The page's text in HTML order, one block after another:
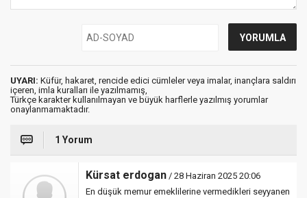
UYARI: Küfür, hakaret, rencide edici cümleler veya imalar, inançlara saldırı
içeren, imla kuralları ile yazılmamış,
Türkçe karakter kullanılmayan ve büyük harflerle yazılmış yorumlar
onaylanmamaktadır.
1 Yorum
Kürsat erdogan / 28 Haziran 2025 20:06
En düşük memur emeklilerine vermedikleri seyyanen